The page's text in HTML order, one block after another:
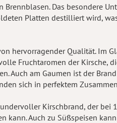
Das besondere
Platten destilliert wird,
hervorragender Qualität. Im
Fruchtaromen der Kirsche,
Auch am Gaumen ist der
sich in perfektem
Kirschbrand, der bei
kann. Auch zu Süßspeisen